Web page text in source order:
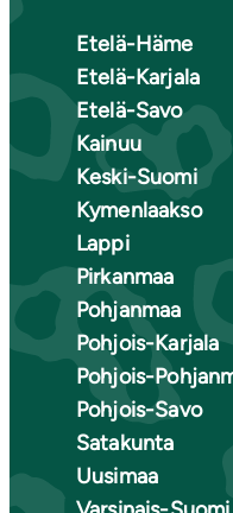
Etelä-Häme
Etelä-Karjala
Etelä-Savo
Kainuu
Keski-Suomi
Kymenlaakso
Lappi
Pirkanmaa
Pohjanmaa
Pohjois-Karjala
Pohjois-
Pohjois-Savo
Satakunta
Uusimaa